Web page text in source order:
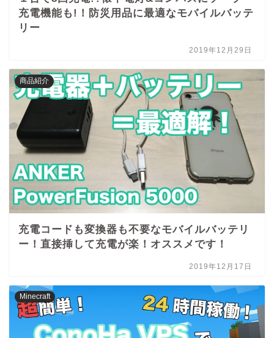
充電機能も!！防災用品に最適なモバイルバッテ
リー
2019年12月29日
商品紹介
充電コードも変換器も不要なモバイルバッテリ
ー！直接挿して充電が楽！オススメです！
2019年12月17日
Minecraft